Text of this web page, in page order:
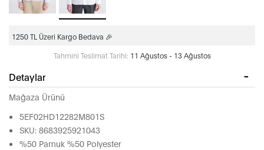
1250 TL Üzeri Kargo Bedava 🎉
Tahmini Teslimat Tarihi: 11 Ağustos - 13 Ağustos
Detaylar
Mağaza Ürünü
5EF02HD12282M801S
SKU: 8683925921043
%50 Pamuk %50 Polyester